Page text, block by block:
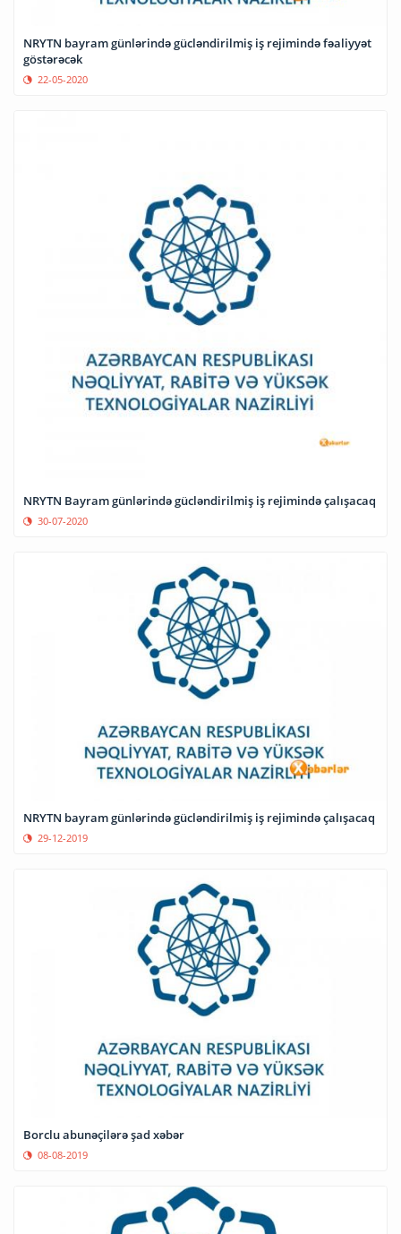
NRYTN bayram günlərində gücləndirilmiş iş rejimində fəaliyyət
göstərəcək
22-05-2020
NRYTN Bayram günlərində gücləndirilmiş iş rejimində çalışacaq
30-07-2020
NRYTN bayram günlərində gücləndirilmiş iş rejimində çalışacaq
29-12-2019
Borclu abunəçilərə şad xəbər
08-08-2019